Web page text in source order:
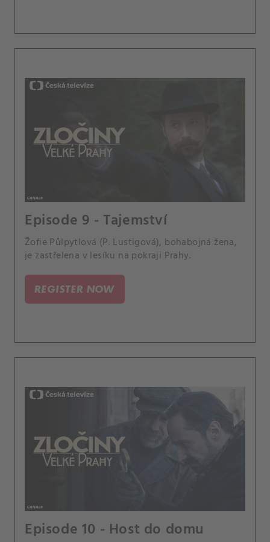
Episode 9 - Tajemství
Žofie Půlpytlová (P. Lustigová), bohabojná žena,
je zastřelena v lesíku na pokraji Prahy.
REGISTER NOW
Episode 10 - Host do domu